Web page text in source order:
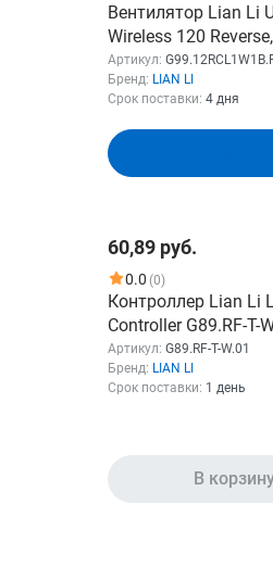
Вентилятор Lian Li
Wireless 120
pin, 2100об/мин, 30.8
черный, Ret
Артикул:
Бренд: LIAN LI
Срок поставки: 4 дня
60,89 руб.
0.0 (0)
Контроллер Lian Li
Controller G89.RF-T-
систем охлаждения,
белый
Артикул: G89.RF-T-W.01
Бренд: LIAN LI
Срок поставки: 1 день
В